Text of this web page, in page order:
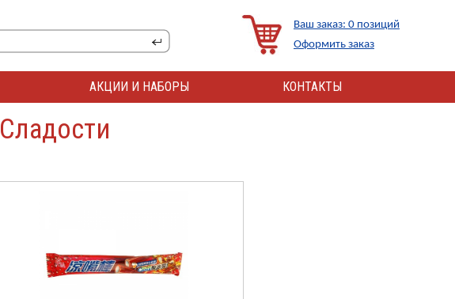
Ваш заказ: 0 позиций
Оформить заказ
АКЦИИ И НАБОРЫ КОНТАКТЫ
Сладости